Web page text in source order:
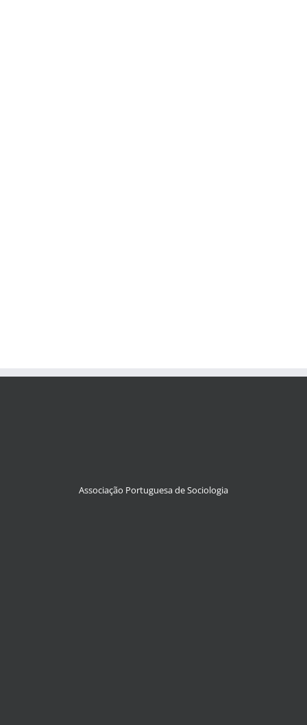
Associação Portuguesa de Sociologia